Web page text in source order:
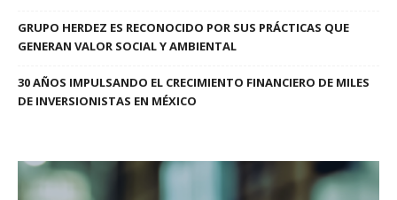
GRUPO HERDEZ ES RECONOCIDO POR SUS PRÁCTICAS QUE
GENERAN VALOR SOCIAL Y AMBIENTAL
30 AÑOS IMPULSANDO EL CRECIMIENTO FINANCIERO DE MILES
DE INVERSIONISTAS EN MÉXICO